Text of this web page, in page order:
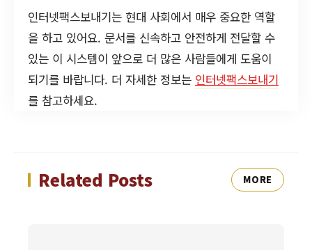
인터넷팩스보내기는 현대 사회에서 매우 중요한 역할
을 하고 있어요. 문서를 신속하고 안전하게 전달할 수
있는 이 시스템이 앞으로 더 많은 사람들에게 도움이
되기를 바랍니다. 더 자세한 정보는 인터넷팩스보내기
를 참고하세요.
Related Posts MORE